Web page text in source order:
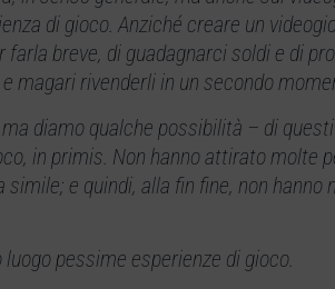
di gioco. Anziché creare un
breve, di guadagnarci soldi e di
magari rivenderli in un secondo
diamo qualche possibilità – di
in primis. Non hanno attirato molte
e quindi, alla fin fine, non
pessime esperienze di gioco.